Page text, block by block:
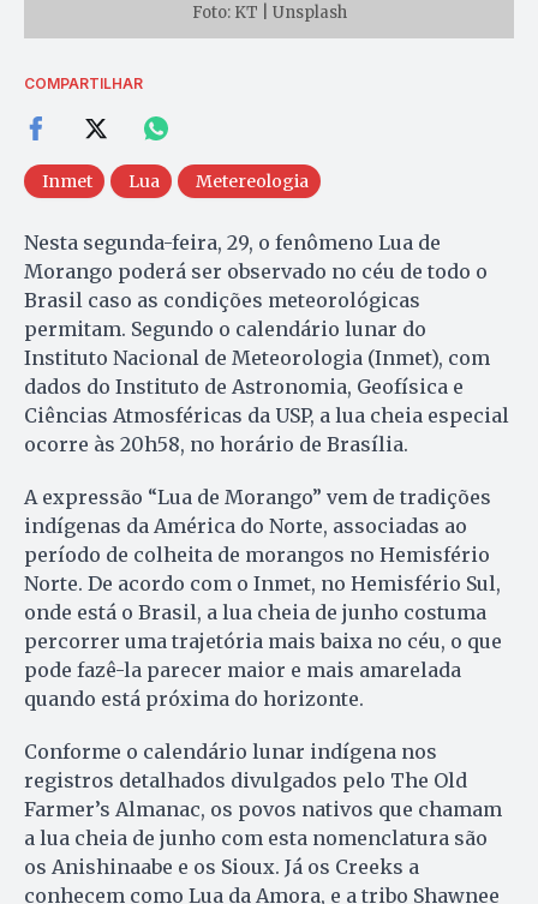
Foto: KT | Unsplash
COMPARTILHAR
Inmet Lua Metereologia
Nesta segunda-feira, 29, o fenômeno Lua de
Morango poderá ser observado no céu de todo o
Brasil caso as condições meteorológicas
permitam. Segundo o calendário lunar do
Instituto Nacional de Meteorologia (Inmet), com
dados do Instituto de Astronomia, Geofísica e
Ciências Atmosféricas da USP, a lua cheia especial
ocorre às 20h58, no horário de Brasília.
A expressão “Lua de Morango” vem de tradições
indígenas da América do Norte, associadas ao
período de colheita de morangos no Hemisfério
Norte. De acordo com o Inmet, no Hemisfério Sul,
onde está o Brasil, a lua cheia de junho costuma
percorrer uma trajetória mais baixa no céu, o que
pode fazê-la parecer maior e mais amarelada
quando está próxima do horizonte.
Conforme o calendário lunar indígena nos
registros detalhados divulgados pelo The Old
Farmer’s Almanac, os povos nativos que chamam
a lua cheia de junho com esta nomenclatura são
os Anishinaabe e os Sioux. Já os Creeks a
conhecem como Lua da Amora, e a tribo Shawnee